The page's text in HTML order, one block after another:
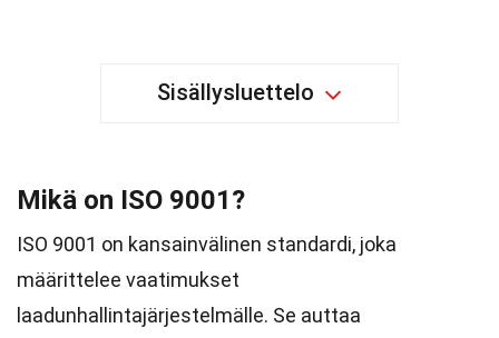
Sisällysluettelo
Mikä on ISO 9001?
ISO 9001 on kansainvälinen standardi, joka
määrittelee vaatimukset
laadunhallintajärjestelmälle. Se auttaa